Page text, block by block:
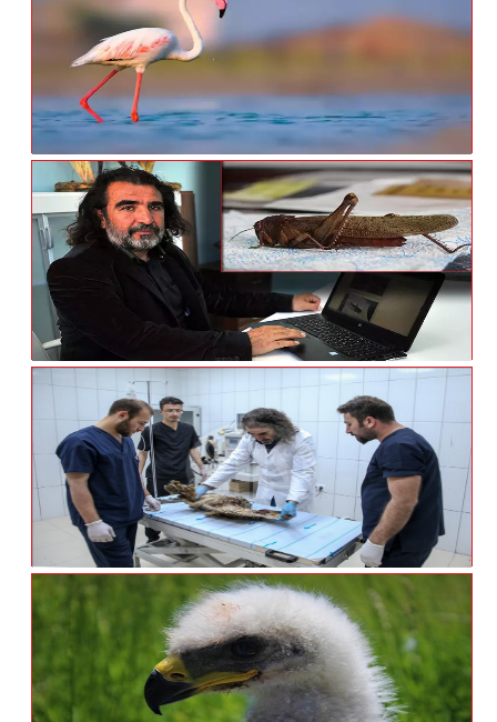
20 Yıldır Hayatını Yaban Hayvanlarına
Van Gölü'nde Flamingoların Konaklaması
Prof. Dr. Aslan'dan 'çekirge Istilası'
Açıklaması
Yaban Hayvanları Aslan Ile Yaşama
Tutunuyor